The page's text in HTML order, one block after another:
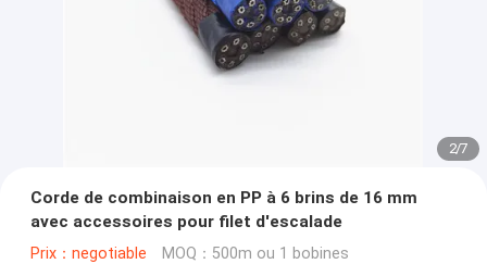
2/7
Corde de combinaison en PP à 6 brins de 16 mm
avec accessoires pour filet d'escalade
Prix：negotiable MOQ：500m ou 1 bobines